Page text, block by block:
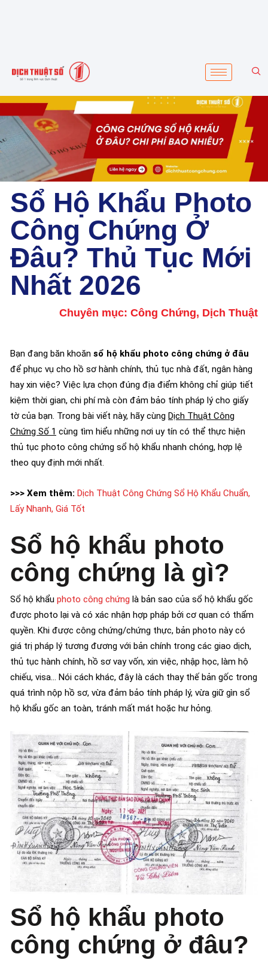
Sổ Hộ Khẩu Photo
Công Chứng Ở
Đâu? Thủ Tục Mới
Nhất 2026
Chuyên mục: Công Chứng, Dịch Thuật
Bạn đang băn khoăn sổ hộ khẩu photo công chứng ở đâu
để phục vụ cho hồ sơ hành chính, thủ tục nhà đất, ngân hàng
hay xin việc? Việc lựa chọn đúng địa điểm không chỉ giúp tiết
kiệm thời gian, chi phí mà còn đảm bảo tính pháp lý cho giấy
tờ của bạn. Trong bài viết này, hãy cùng Dịch Thuật Công
Chứng Số 1 cùng tìm hiểu những nơi uy tín có thể thực hiện
thủ tục photo công chứng sổ hộ khẩu nhanh chóng, hợp lệ
theo quy định mới nhất.
>>> Xem thêm: Dịch Thuật Công Chứng Sổ Hộ Khẩu Chuẩn,
Lấy Nhanh, Giá Tốt
Sổ hộ khẩu photo
công chứng là gì?
Sổ hộ khẩu photo công chứng là bản sao của sổ hộ khẩu gốc
được photo lại và có xác nhận hợp pháp bởi cơ quan có thẩm
quyền. Khi được công chứng/chứng thực, bản photo này có
giá trị pháp lý tương đương với bản chính trong các giao dịch,
thủ tục hành chính, hồ sơ vay vốn, xin việc, nhập học, làm hộ
chiếu, visa… Nói cách khác, đây là cách thay thế bản gốc trong
quá trình nộp hồ sơ, vừa đảm bảo tính pháp lý, vừa giữ gìn sổ
hộ khẩu gốc an toàn, tránh mất mát hoặc hư hỏng.
Sổ hộ khẩu photo
công chứng ở đâu?